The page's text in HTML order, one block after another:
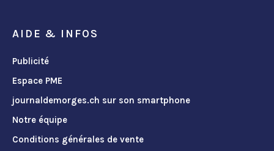
AIDE & INFOS
Publicité
Espace PME
journaldemorges.ch sur son smartphone
Notre équipe
Conditions générales de vente